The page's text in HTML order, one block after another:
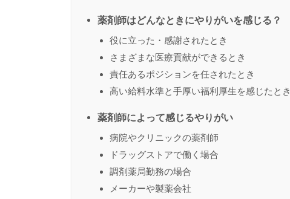
薬剤師はどんなときにやりがいを感じる？
役に立った・感謝されたとき
さまざまな医療貢献ができるとき
責任あるポジションを任されたとき
高い給料水準と手厚い福利厚生を感じたとき
薬剤師によって感じるやりがい
病院やクリニックの薬剤師
ドラッグストアで働く場合
調剤薬局勤務の場合
メーカーや製薬会社